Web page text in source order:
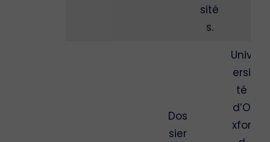
sité
s.
Dos
sier
Univ
ersi
té
d’O
xfor